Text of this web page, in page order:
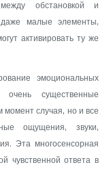
обстановкой и
малые элементы,
активировать ту же
эмоциональных
существенные
случая, но и все
ощущения, звуки,
Эта многосенсорная
чувственной ответа в